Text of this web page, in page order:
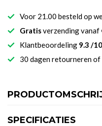
Voor 21.00 besteld op
Gratisverzending vanaf
Klantbeoordeling 9.3 /10
30 dagen retourneren
SPECIFICATIES